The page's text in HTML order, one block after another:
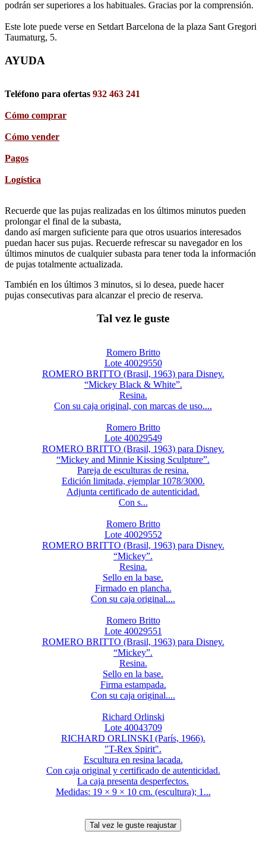
podrán ser superiores a los habituales. Gracias por la comprensión.
Este lote puede verse en Setdart Barcelona de la plaza Sant Gregori
Taumaturg, 5.
AYUDA
Teléfono para ofertas 932 463 241
Cómo comprar
Cómo vender
Pagos
Logística
Recuerde que las pujas realizadas en los últimos minutos pueden
prolongar el final de la subasta,
dando así margen suficiente para que otros usuarios interesados
puedan hacer sus pujas. Recuerde refrescar su navegador en los
últimos minutos de cualquier subasta para tener toda la información
de pujas totalmente actualizada.
También en los últimos 3 minutos, si lo desea, puede hacer
pujas consecutivas para alcanzar el precio de reserva.
Tal vez le guste
Romero Britto
Lote 40029550
ROMERO BRITTO (Brasil, 1963) para Disney.
“Mickey Black & White”.
Resina.
Con su caja original, con marcas de uso....
Romero Britto
Lote 40029549
ROMERO BRITTO (Brasil, 1963) para Disney.
“Mickey and Minnie Kissing Sculpture”.
Pareja de esculturas de resina.
Edición limitada, ejemplar 1078/3000.
Adjunta certificado de autenticidad.
Con s...
Romero Britto
Lote 40029552
ROMERO BRITTO (Brasil, 1963) para Disney.
“Mickey”.
Resina.
Sello en la base.
Firmado en plancha.
Con su caja original....
Romero Britto
Lote 40029551
ROMERO BRITTO (Brasil, 1963) para Disney.
“Mickey”.
Resina.
Sello en la base.
Firma estampada.
Con su caja original....
Richard Orlinski
Lote 40043709
RICHARD ORLINSKI (París, 1966).
"T-Rex Spirit".
Escultura en resina lacada.
Con caja original y certificado de autenticidad.
La caja presenta desperfectos.
Medidas: 19 × 9 × 10 cm. (escultura); 1...